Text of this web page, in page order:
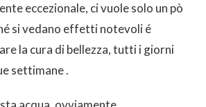
eccezionale, ci vuole solo un pò
si vedano effetti notevoli é
la cura di bellezza, tutti i giorni
settimane .